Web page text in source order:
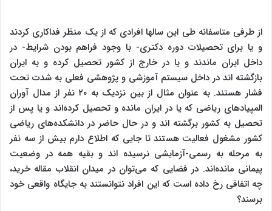
از طرفی متاسفانه طی این سالها افرادی که از یک منظر فداکاری کردند
و یا برای تحصیلات دوره دکتری- با وجود فراهم بودن شرایط- در
داخل ایران ماندند و یا در خارج از کشور تحصیل کرده و به ایران
بازگشته اند در داخل سیستم آموزشی و پژوهشی فعلی به شدت تحت
فشار هستند. به عنوان مثال از بین نزدیک به ۲۰ نفر از مدال آوران
المپیاد‌های ریاضی که یا در ایران مانده و تحصیل کرده‌اند و یا پس از
تحصیل به کشور برگشته اند و در حال حاضر در دانشکده‌های ریاضی
کشور مشغول فعالیت هستند تا جایی که اطلاع دارم بیش از سه نفر
به مرحله به رسمی-آزمایشی نرسیده اند و بقیه همه در وضعیت
پیمانی مانده‌اند. در فضایی که می‌توان در میدان انقلاب مقاله خرید،
چه اتفاقی رخ داده است که این افراد نتوانستند به جایگاه واقعی خود
برسند؟